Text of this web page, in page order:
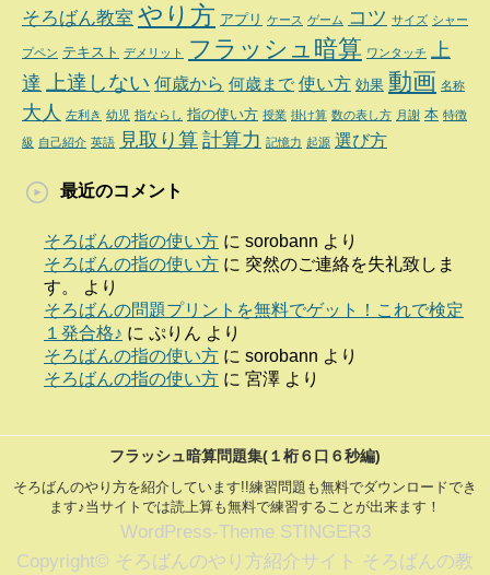
そろばん教室 やり方 アプリ ケース ゲーム コツ サイズ シャー
プペン テキスト デメリット フラッシュ暗算 ワンタッチ
上
達
上達しない 何歳から 何歳まで 使い方 効果 動画 名称
大人 左利き 幼児 指ならし 指の使い方 授業 掛け算 数の表し方 月謝 本 特徴
級 自己紹介 英語 見取り算計算力 記憶力 起源 選び方
最近のコメント
そろばんの指の使い方 に sorobann より
そろばんの指の使い方 に 突然のご連絡を失礼致しま
す。
より
そろばんの問題プリントを無料でゲット！これで検定
１発合格♪ に ぷりん より
そろばんの指の使い方 に sorobann より
そろばんの指の使い方 に 宮澤 より
フラッシュ暗算問題集(１桁６口６秒編)
そろばんのやり方を紹介しています!!練習問題も無料でダウンロードでき
ます♪当サイトでは読上算も無料で練習することが出来ます！
WordPress-Theme STINGER3
Copyright© そろばんのやり方紹介サイト そろばんの教